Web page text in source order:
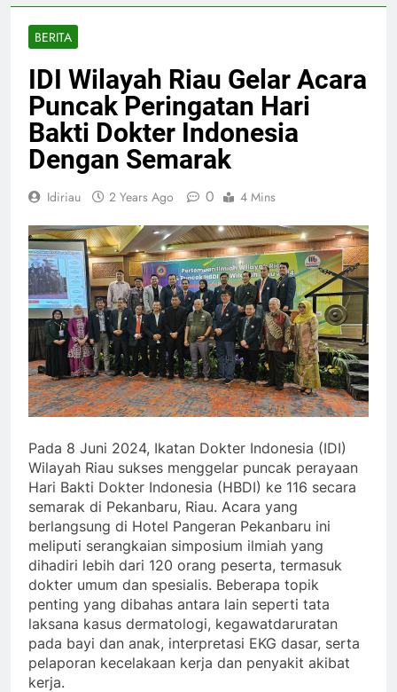
BERITA
IDI Wilayah Riau Gelar Acara
Puncak Peringatan Hari
Bakti Dokter Indonesia
Dengan Semarak
Idiriau 2 Years Ago 0 4 Mins
Pada 8 Juni 2024, Ikatan Dokter Indonesia (IDI)
Wilayah Riau sukses menggelar puncak perayaan
Hari Bakti Dokter Indonesia (HBDI) ke 116 secara
semarak di Pekanbaru, Riau. Acara yang
berlangsung di Hotel Pangeran Pekanbaru ini
meliputi serangkaian simposium ilmiah yang
dihadiri lebih dari 120 orang peserta, termasuk
dokter umum dan spesialis. Beberapa topik
penting yang dibahas antara lain seperti tata
laksana kasus dermatologi, kegawatdaruratan
pada bayi dan anak, interpretasi EKG dasar, serta
pelaporan kecelakaan kerja dan penyakit akibat
kerja.